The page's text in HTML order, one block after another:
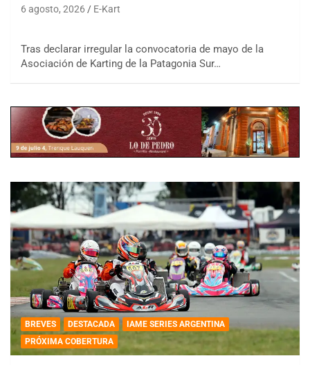
6 agosto, 2026 E-Kart
Tras declarar irregular la convocatoria de mayo de la
Asociación de Karting de la Patagonia Sur…
BREVES DESTACADA
IAME SERIES ARGENTINA
PRÓXIMA COBERTURA